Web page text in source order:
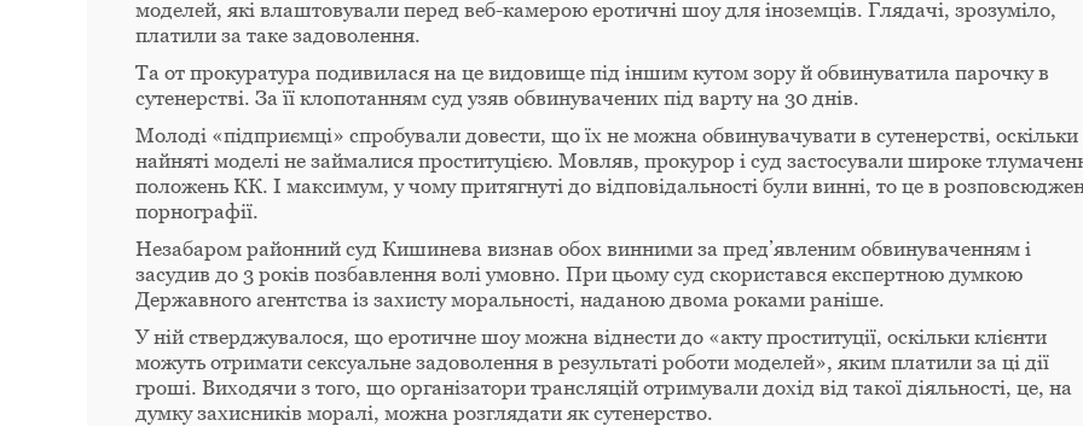
моделей, які влаштовували перед веб-камерою еротичні шоу для іноземців. Глядачі, зрозуміло,
платили за таке задоволення.
Та от прокуратура подивилася на це видовище під іншим кутом зору й обвинуватила парочку в
сутенерстві. За її клопотанням суд узяв обвинувачених під варту на 30 днів.
Молоді «підприємці» спробували довести, що їх не можна обвинувачувати в сутенерстві, оскільки
найняті моделі не займалися проституцією. Мовляв, прокурор і суд застосували широке
положень КК. І максимум, у чому притягнуті до відповідальності були винні, то це в
порнографії.
Незабаром районний суд Кишинева визнав обох винними за пред’явленим обвинуваченням і
засудив до 3 років позбавлення волі умовно. При цьому суд скористався експертною думкою
Державного агентства із захисту моральності, наданою двома роками раніше.
У ній стверджувалося, що еротичне шоу можна віднести до «акту проституції, оскільки клієнти
можуть отримати сексуальне задоволення в результаті роботи моделей», яким платили за ці дії
гроші. Виходячи з того, що організатори трансляцій отримували дохід від такої діяльності, це, на
думку захисників моралі, можна розглядати як сутенерство.